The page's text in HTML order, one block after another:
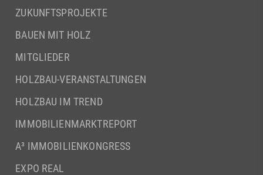
ZUKUNFTSPROJEKTE
BAUEN MIT HOLZ
MITGLIEDER
HOLZBAU-VERANSTALTUNGEN
HOLZBAU IM TREND
IMMOBILIENMARKTREPORT
A³ IMMOBILIENKONGRESS
EXPO REAL